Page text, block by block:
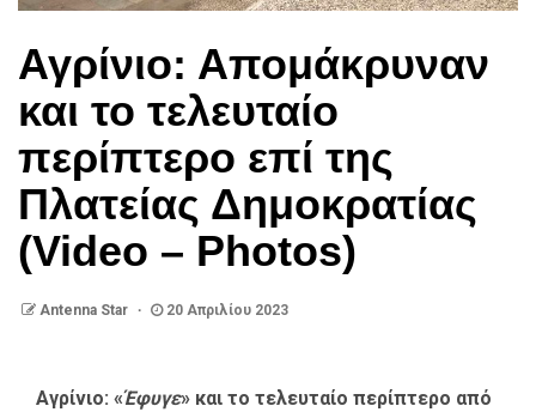
Αγρίνιο: Απομάκρυναν
και το τελευταίο
περίπτερο επί της
Πλατείας Δημοκρατίας
(Video – Photos)
Antenna Star 20 Απριλίου 2023
Αγρίνιο: «Έφυγε» και το τελευταίο περίπτερο από